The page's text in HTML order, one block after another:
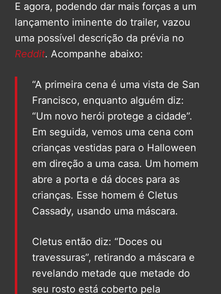
E agora, podendo dar mais forças a um
lançamento iminente do trailer, vazou
uma possível descrição da prévia no
Reddit. Acompanhe abaixo:
“A primeira cena é uma vista de San
Francisco, enquanto alguém diz:
“Um novo herói protege a cidade”.
Em seguida, vemos uma cena com
crianças vestidas para o Halloween
em direção a uma casa. Um homem
abre a porta e dá doces para as
crianças. Esse homem é Cletus
Cassady, usando uma máscara.
Cletus então diz: “Doces ou
travessuras”, retirando a máscara e
revelando metade que metade do
seu rosto está coberto pela